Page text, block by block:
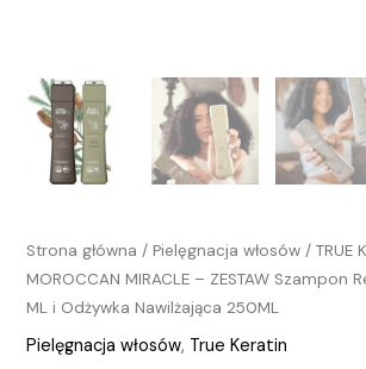
Strona główna /Pielęgnacja włosów / TRUE
MOROCCAN MIRACLE – ZESTAW Szampon
ML i Odżywka Nawilżająca 250ML
Pielęgnacja włosów, True Keratin